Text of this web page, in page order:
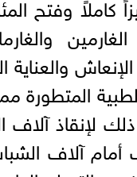
والعناية
المتطورة
لإنقاذ آلاف
آلاف